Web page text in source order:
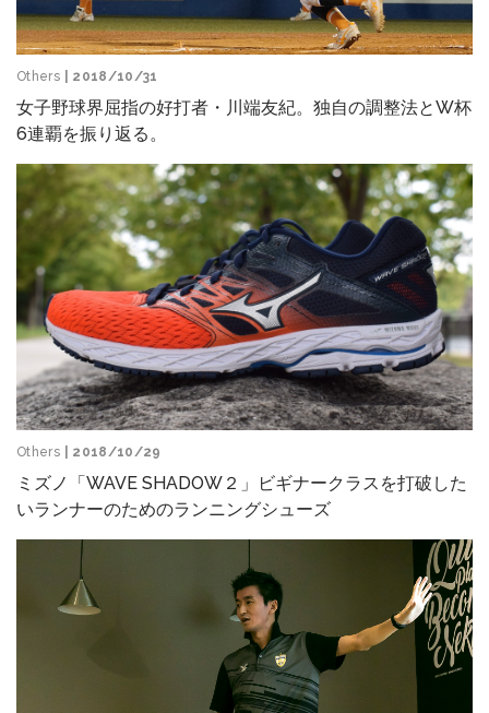
Others | 2018/10/31
女子野球界屈指の好打者・川端友紀。独自の調整法とW杯
6連覇を振り返る。
Others | 2018/10/29
ミズノ「WAVE SHADOW２」ビギナークラスを打破した
いランナーのためのランニングシューズ